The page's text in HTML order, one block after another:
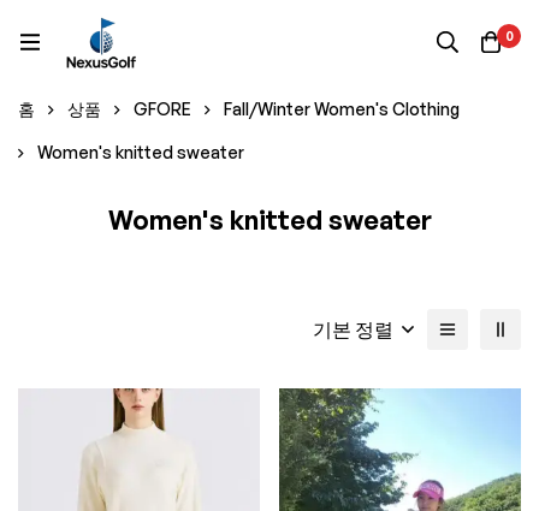
0
홈 상품 GFORE Fall/Winter Women's Clothing
Women's knitted sweater
Women's knitted sweater
기본 정렬